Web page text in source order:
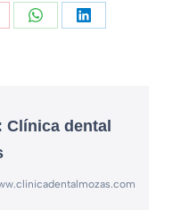
Clínica dental